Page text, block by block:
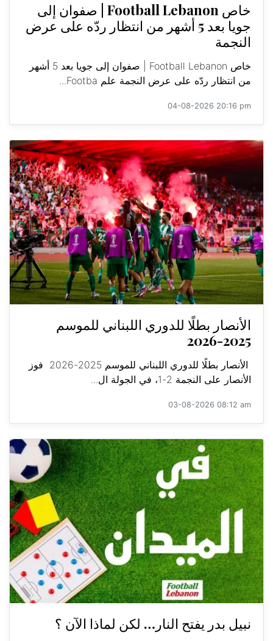
خاص Football Lebanon | صفوان إلى
جويا بعد 5 أشهر من انتظار ردّه على عرض
النجمة
خاص Football Lebanon | صفوان إلى جويا بعد 5 أشهر
من انتظار ردّه على عرض النجمة علم Footba...
04-08-2026 20:16 pm
الأنصار بطلًا للدوري اللبناني للموسم
2025-2026
الأنصار بطلًا للدوري اللبناني للموسم 2025-2026 فوز
الأنصار على النجمة 2-1، في الجولة ال...
03-08-2026 08:12 am
نبيل بدر يفتح النار… لكن لماذا الآن ؟